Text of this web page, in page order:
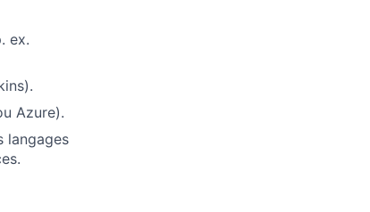
ex.
Azure).
langages